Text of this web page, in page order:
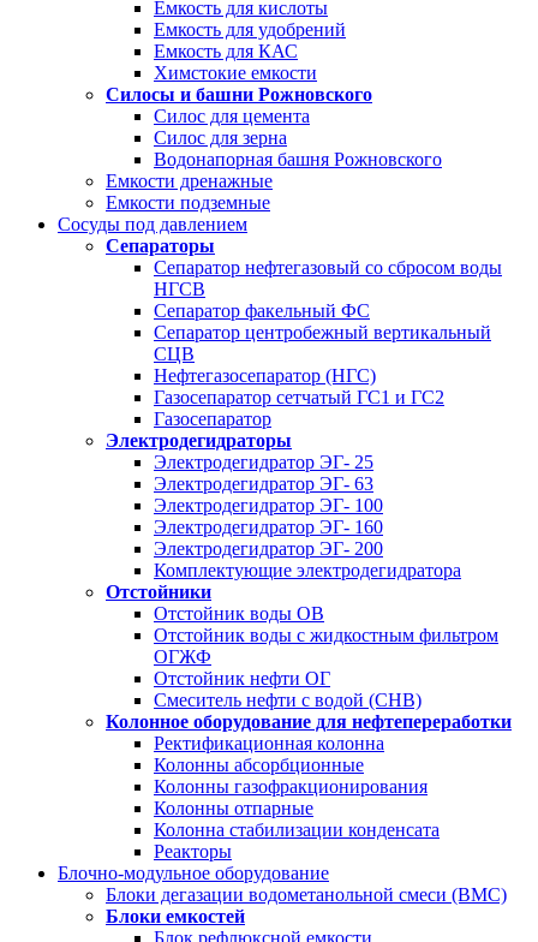
Емкость для кислоты
Емкость для удобрений
Емкость для КАС
Химстокие емкости
Силосы и башни Рожновского
Силос для цемента
Силос для зерна
Водонапорная башня Рожновского
Емкости дренажные
Емкости подземные
Сосуды под давлением
Сепараторы
Сепаратор нефтегазовый со сбросом воды
НГСВ
Сепаратор факельный ФС
Сепаратор центробежный вертикальный
СЦВ
Нефтегазосепаратор (НГС)
Газосепаратор сетчатый ГС1 и ГС2
Газосепаратор
Электродегидраторы
Электродегидратор ЭГ- 25
Электродегидратор ЭГ- 63
Электродегидратор ЭГ- 100
Электродегидратор ЭГ- 160
Электродегидратор ЭГ- 200
Комплектующие электродегидратора
Отстойники
Отстойник воды ОВ
Отстойник воды с жидкостным фильтром
ОГЖФ
Отстойник нефти ОГ
Смеситель нефти с водой (СНВ)
Колонное оборудование для нефтепереработки
Ректификационная колонна
Колонны абсорбционные
Колонны газофракционирования
Колонны отпарные
Колонна стабилизации конденсата
Реакторы
Блочно-модульное оборудование
Блоки дегазации водометанольной смеси (BMC)
Блоки емкостей
Блок рефлюксной емкости